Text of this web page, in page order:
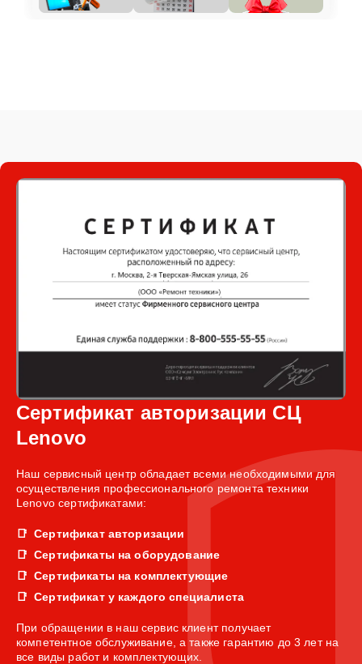
Сертификат авторизации СЦ
Lenovo
Наш сервисный центр обладает всеми необходимыми для
осуществления профессионального ремонта техники
Lenovo сертификатами:
Сертификат авторизации
Сертификаты на оборудование
Сертификаты на комплектующие
Сертификат у каждого специалиста
При обращении в наш сервис клиент получает
компетентное обслуживание, а также гарантию до 3 лет на
все виды работ и комплектующих.